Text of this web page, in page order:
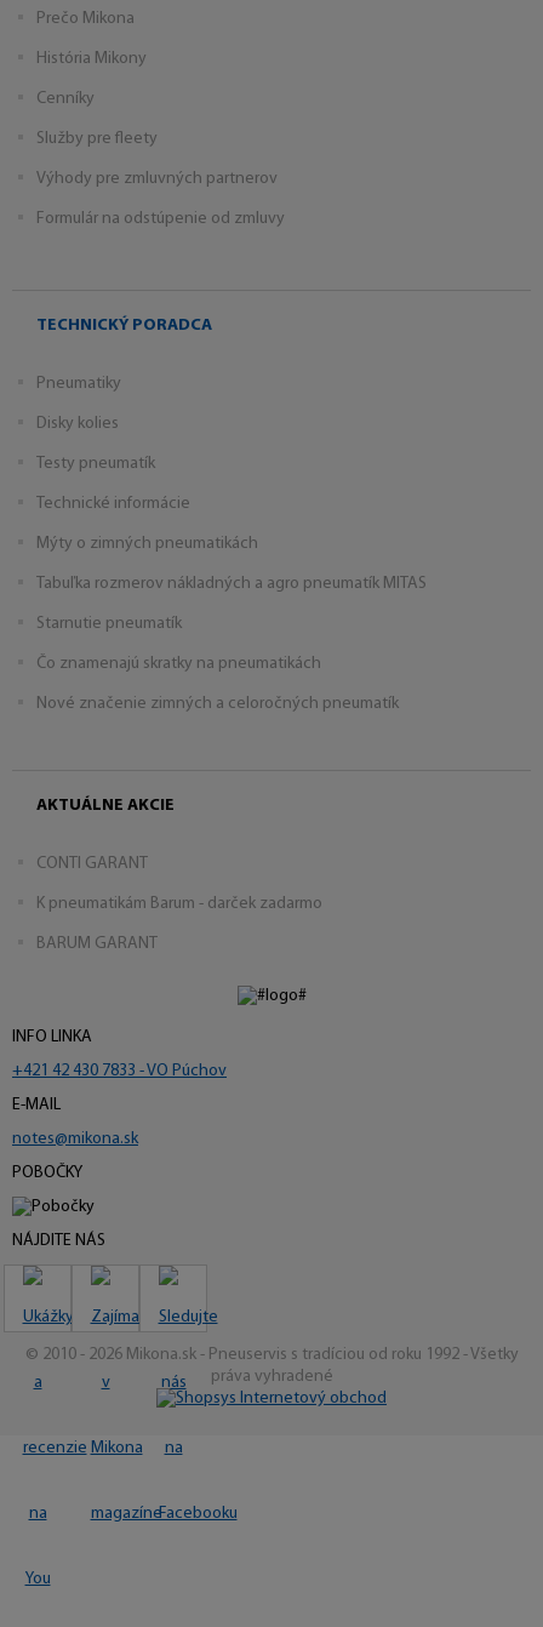
Prečo Mikona
História Mikony
Cenníky
Služby pre fleety
Výhody pre zmluvných partnerov
Formulár na odstúpenie od zmluvy
TECHNICKÝ PORADCA
Pneumatiky
Disky kolies
Testy pneumatík
Technické informácie
Mýty o zimných pneumatikách
Tabuľka rozmerov nákladných a agro pneumatík MITAS
Starnutie pneumatík
Čo znamenajú skratky na pneumatikách
Nové značenie zimných a celoročných pneumatík
AKTUÁLNE AKCIE
CONTI GARANT
K pneumatikám Barum - darček zadarmo
BARUM GARANT
INFO LINKA
+421 42 430 7833 - VO Púchov
E-MAIL
notes@mikona.sk
POBOČKY
NÁJDITE NÁS
© 2010 - 2026 Mikona.sk - Pneuservis s tradíciou od roku 1992 - Všetky
práva vyhradené